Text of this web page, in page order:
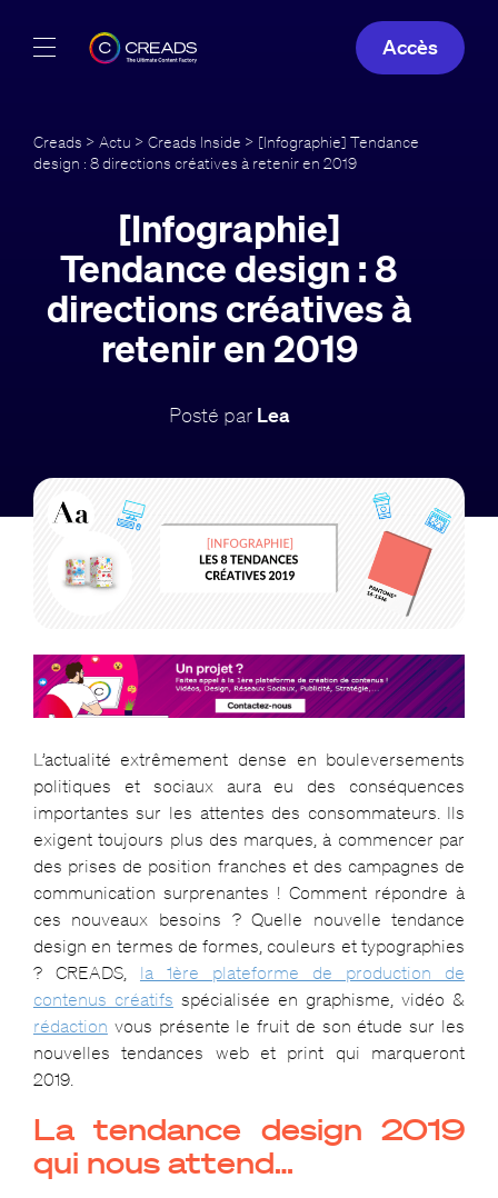
Offres
Guide
Accès
Creads > Actu > Creads Inside > [Infographie] Tendance
design : 8 directions créatives à retenir en 2019
[Infographie]
Tendance design : 8
directions créatives à
retenir en 2019
Posté par Lea
L’actualité extrêmement dense en bouleversements
politiques et sociaux aura eu des conséquences
importantes sur les attentes des consommateurs. Ils
exigent toujours plus des marques, à commencer par
des prises de position franches et des campagnes de
communication surprenantes ! Comment répondre à
ces nouveaux besoins ? Quelle nouvelle tendance
design en termes de formes, couleurs et typographies
? CREADS, la 1ère plateforme de production de
contenus créatifs spécialisée en graphisme, vidéo &
rédaction vous présente le fruit de son étude sur les
nouvelles tendances web et print qui marqueront
2019.
La tendance design 2019
qui nous attend…